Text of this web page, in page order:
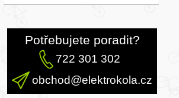
Potřebujete poradit?
722 301 302
obchod@elektrokola.cz